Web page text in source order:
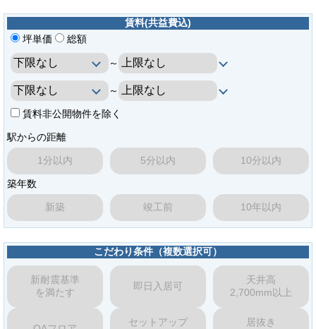
賃料(共益費込)
坪単価
総額
～
～
賃料非公開物件を除く
駅からの距離
1分以内 5分以内 10分以内
築年数
新築 竣工前 10年以内
こだわり条件（複数選択可）
新耐震基準
を満たす
即日入居可
天井高
2,700mm以上
セットアップ 居抜き